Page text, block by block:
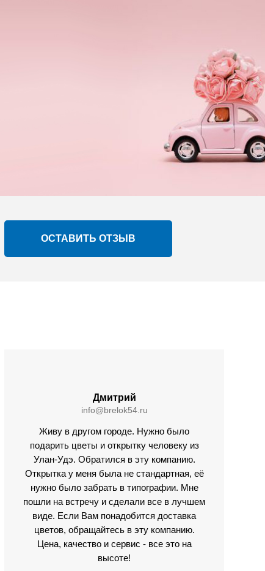
ОСТАВИТЬ ОТЗЫВ
Дмитрий
info@brelok54.ru
Живу в другом городе. Нужно было
подарить цветы и открытку человеку из
Улан-Удэ. Обратился в эту компанию.
Открытка у меня была не стандартная, её
нужно было забрать в типографии. Мне
пошли на встречу и сделали все в лучшем
виде. Если Вам понадобится доставка
цветов, обращайтесь в эту компанию.
Цена, качество и сервис - все это на
высоте!